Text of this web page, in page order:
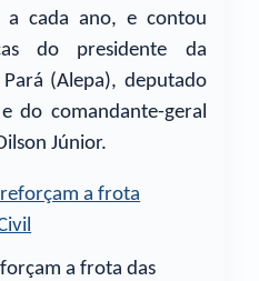
a cada ano, e contou
do presidente da
(Alepa), deputado
do comandante-geral
Júnior.
a frota das